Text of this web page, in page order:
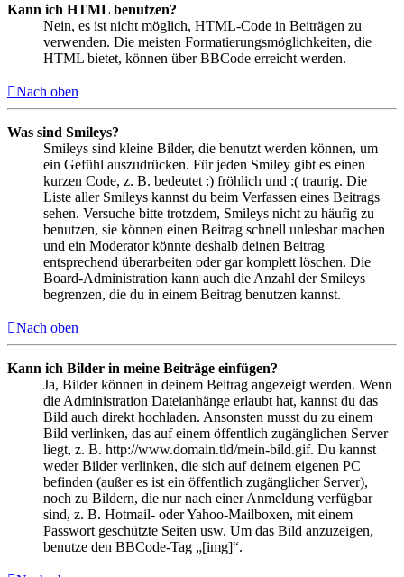
Kann ich HTML benutzen?
Nein, es ist nicht möglich, HTML-Code in Beiträgen zu
verwenden. Die meisten Formatierungsmöglichkeiten, die
HTML bietet, können über BBCode erreicht werden.
Nach oben
Was sind Smileys?
Smileys sind kleine Bilder, die benutzt werden können, um
ein Gefühl auszudrücken. Für jeden Smiley gibt es einen
kurzen Code, z. B. bedeutet :) fröhlich und :( traurig. Die
Liste aller Smileys kannst du beim Verfassen eines Beitrags
sehen. Versuche bitte trotzdem, Smileys nicht zu häufig zu
benutzen, sie können einen Beitrag schnell unlesbar machen
und ein Moderator könnte deshalb deinen Beitrag
entsprechend überarbeiten oder gar komplett löschen. Die
Board-Administration kann auch die Anzahl der Smileys
begrenzen, die du in einem Beitrag benutzen kannst.
Nach oben
Kann ich Bilder in meine Beiträge einfügen?
Ja, Bilder können in deinem Beitrag angezeigt werden. Wenn
die Administration Dateianhänge erlaubt hat, kannst du das
Bild auch direkt hochladen. Ansonsten musst du zu einem
Bild verlinken, das auf einem öffentlich zugänglichen Server
liegt, z. B. http://www.domain.tld/mein-bild.gif. Du kannst
weder Bilder verlinken, die sich auf deinem eigenen PC
befinden (außer es ist ein öffentlich zugänglicher Server),
noch zu Bildern, die nur nach einer Anmeldung verfügbar
sind, z. B. Hotmail- oder Yahoo-Mailboxen, mit einem
Passwort geschützte Seiten usw. Um das Bild anzuzeigen,
benutze den BBCode-Tag „[img]“.